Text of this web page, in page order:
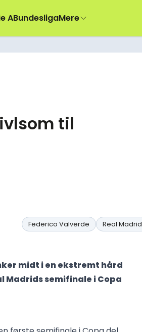
ABundesligaMere
til
Federico Valverde Real Madrid
midt i en ekstremt hård
Madrids semifinale i Copa